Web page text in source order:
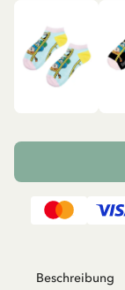
Beschreibung